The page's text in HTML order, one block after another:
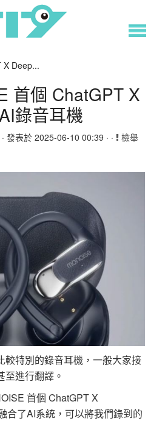
X Deep...
首個 ChatGPT X
錄音耳機
· 發表於 2025-06-10 00:39 · · 檢舉
較特別的錄音耳機，一般大家接
進行翻譯。
首個 ChatGPT X
合了AI系統，可以將我們錄到的